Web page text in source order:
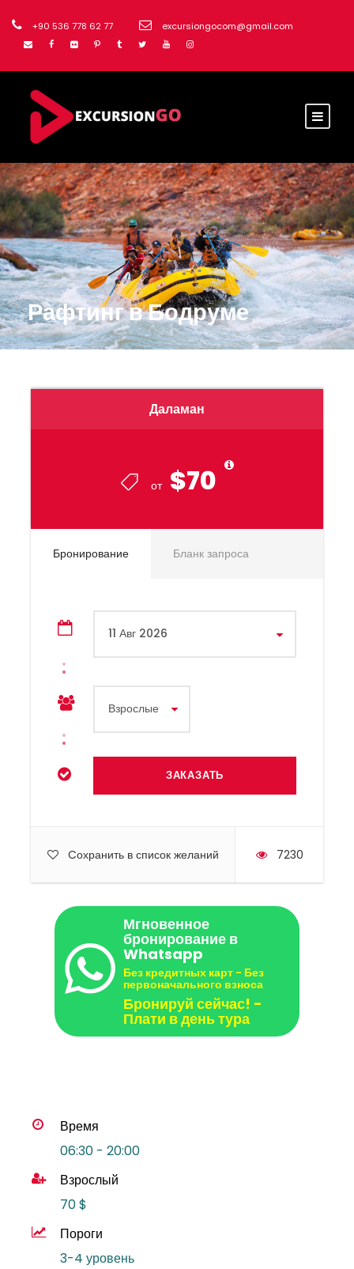
+90 536 778 62 77 excursiongocom@gmail.com
Рафтинг в Бодруме
Даламан
от $70
Бронирование Бланк запроса
Cохранить в список желаний 7230
Мгновенное
бронирование в
Whatsapp
Без кредитных карт - Без
первоначального взноса
Бронируй сейчас! -
Плати в день тура
Время
06:30 - 20:00
Взрослый
70 $
Пороги
3-4 уровень